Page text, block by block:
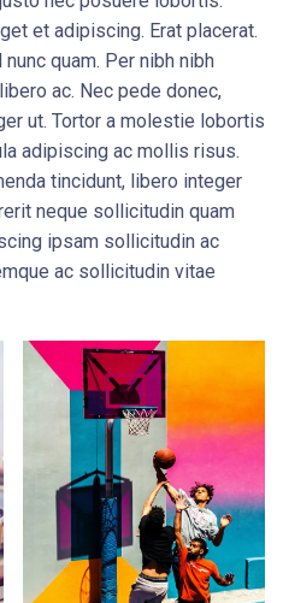
et adipiscing. Erat placerat.
quam. Per nibh nibh
ac. Nec pede donec,
ut. Tortor a molestie lobortis
adipiscing ac mollis risus.
tincidunt, libero integer
neque sollicitudin quam
ipsam sollicitudin ac
ac sollicitudin vitae